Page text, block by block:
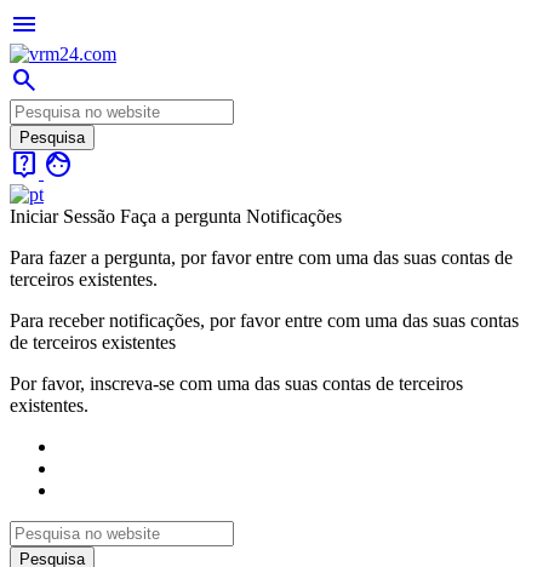
menu
search
live_help face
Iniciar Sessão Faça a pergunta Notificações
Para fazer a pergunta, por favor entre com uma das suas contas de
terceiros existentes.
Para receber notificações, por favor entre com uma das suas contas
de terceiros existentes
Por favor, inscreva-se com uma das suas contas de terceiros
existentes.